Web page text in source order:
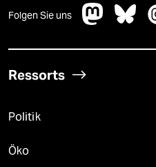
Folgen Sie uns
Ressorts
Politik
Öko